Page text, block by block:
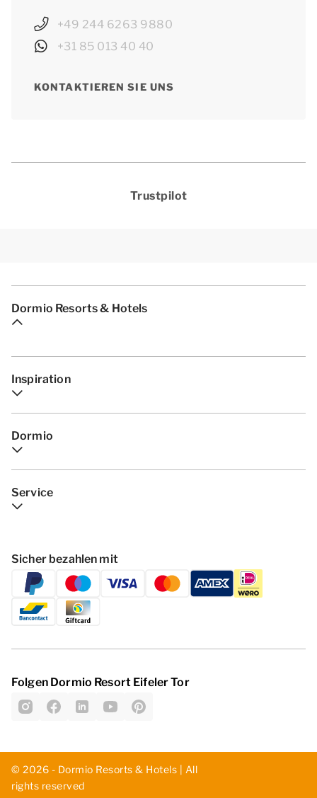
+49 244 6263 9880
+31 85 013 40 40
KONTAKTIEREN SIE UNS
Trustpilot
Dormio Resorts & Hotels
Inspiration
Dormio
Service
Sicher bezahlen mit
Folgen Dormio Resort Eifeler Tor
© 2026 - Dormio Resorts & Hotels | All
rights reserved